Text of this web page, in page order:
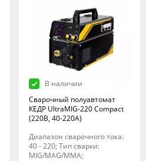
В наличии
Сварочный полуавтомат
КЕДР UltraMIG-220 Compact
(220B, 40-220A)
Диапазон сварочного тока:
40 - 220; Тип сварки:
MIG/MAG/MMA;